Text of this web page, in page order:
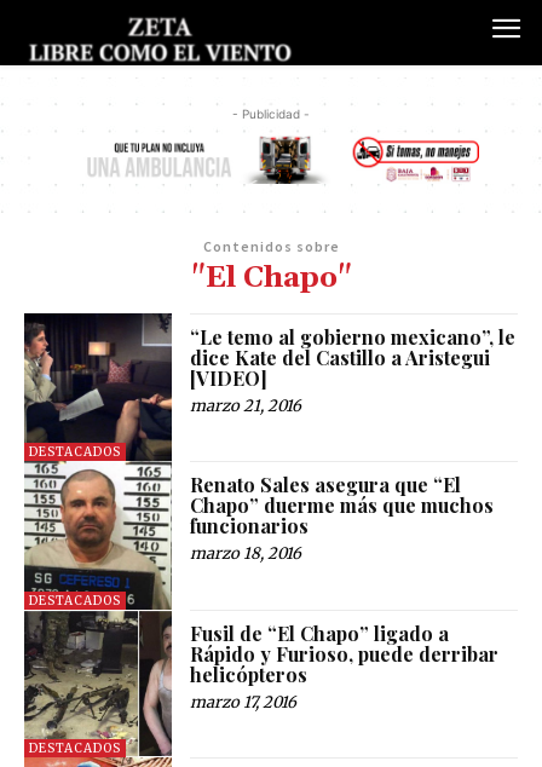
- Publicidad -
Contenidos sobre
"El Chapo"
DESTACADOS
“Le temo al gobierno mexicano”, le
dice Kate del Castillo a Aristegui
[VIDEO]
marzo 21, 2016
DESTACADOS
Renato Sales asegura que “El
Chapo” duerme más que muchos
funcionarios
marzo 18, 2016
DESTACADOS
Fusil de “El Chapo” ligado a
Rápido y Furioso, puede derribar
helicópteros
marzo 17, 2016